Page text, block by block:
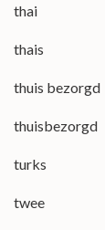
thai
thais
thuis bezorgd
thuisbezorgd
turks
twee